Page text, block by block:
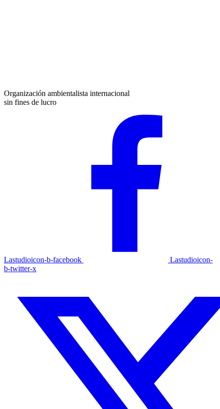
Organización ambientalista internacional
sin fines de lucro
Lastudioicon-b-facebook
Lastudioicon-
b-twitter-x